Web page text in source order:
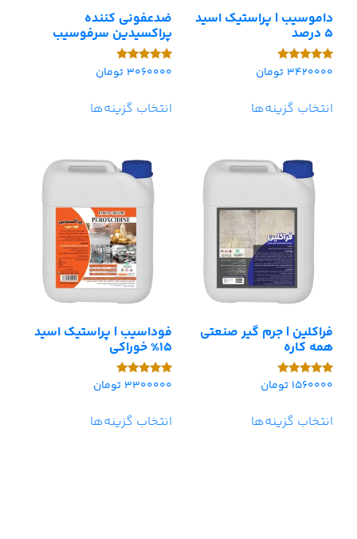
داموسیب | پراستیک اسید
5 درصد
امتیاز
3420000 تومان
انتخاب گزینه‌ها
ضدعفونی کننده
پراکسیدین سرفوسیب
امتیاز
3060000 تومان
انتخاب گزینه‌ها
فراکلین | جرم گیر صنعتی
همه کاره
امتیاز
1560000 تومان
انتخاب گزینه‌ها
فوداسیب | پراستیک اسید
15% خوراکی
امتیاز
3300000 تومان
انتخاب گزینه‌ها